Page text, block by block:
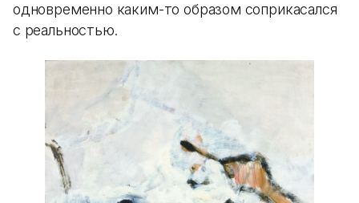
одновременно каким-то образом соприкасался
с реальностью.